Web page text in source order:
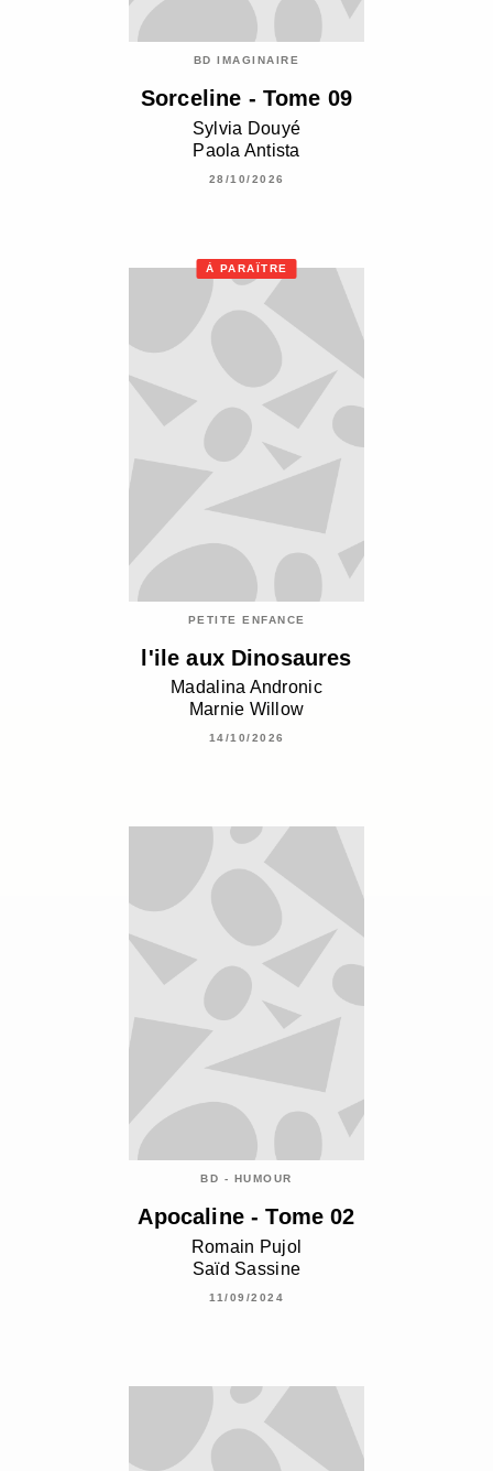
BD IMAGINAIRE
Sorceline - Tome 09
Sylvia Douyé
Paola Antista
28/10/2026
À PARAÎTRE
PETITE ENFANCE
l'ile aux Dinosaures
Madalina Andronic
Marnie Willow
14/10/2026
BD - HUMOUR
Apocaline - Tome 02
Romain Pujol
Saïd Sassine
11/09/2024